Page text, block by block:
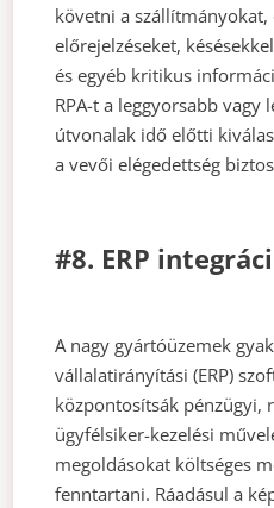
követni a
előrejelzéseket,
és egyéb kritikus
RPA-t a leggyorsabb vagy
útvonalak idő előtti
a vevői elégedettség
#8. ERP
A nagy gyártóüzemek
vállalatirányítási (ERP)
központosítsák pénzügyi,
ügyfélsiker-kezelési
megoldásokat költséges
fenntartani. Ráadásul a